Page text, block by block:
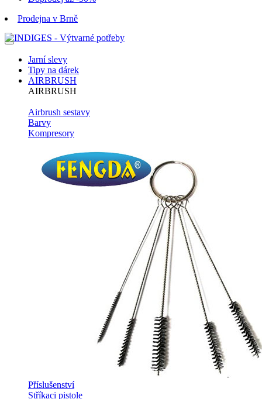
Prodejna v Brně
Jarní slevy
Tipy na dárek
AIRBRUSH
AIRBRUSH
Airbrush sestavy
Barvy
Kompresory
Příslušenství
Stříkaci pistole